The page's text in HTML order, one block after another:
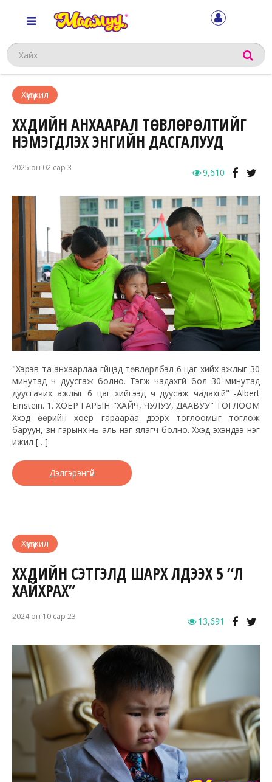
Хайх
Хүмүүжил
ХҮҮХДИЙН АНХААРАЛ ТӨВЛӨРӨЛТИЙГ
НЭМЭГДҮҮЛЭХ ЭНГИЙН ДАСГАЛУУД
2025 он 02 сар 3 9,610
"Хэрэв та анхаарлаа гүйцэд төвлөрүүлбэл 6 цаг хийх ажлыг 30
минутад ч дуусгаж болно. Тэгж чадахгүй бол 30 минутад
дуусгачих ажлыг 6 цаг хийгээд ч дуусаж чадахгүй" -Albert
Einstein. 1. ХОЁР ГАРЫН "ХАЙЧ, ЧУЛУУ, ДААВУУ" ТОГЛООМ
Хүүхэд өөрийн хоёр гараараа дээрх тоглоомыг тоглож
баруун, зүүн гарынх нь аль нэг ялагч болно. Хүүхэд эхэндээ нэг
ижил […]
Дэлгэрэнгүй
Хүмүүжил
ХҮҮХДИЙН СЭТГЭЛД ШАРХ ҮЛДЭЭХ 5 “ҮЛ
ХАЙХРАХ”
2024 он 10 сар 23 13,691